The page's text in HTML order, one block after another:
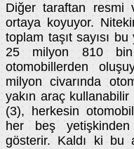
Diğer taraftan resmi
ortaya koyuyor.
toplam taşıt sayısı
25 milyon 810
otomobillerden
milyon civarında
yakın araç kullanabilir
(3), herkesin
her beş yetişkinden
gösterir. Kaldı ki bu